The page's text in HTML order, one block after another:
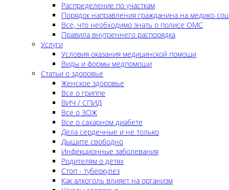
Распределение по участкам
Порядок направления гражданина на медико-
Все, что необходимо знать о полисе ОМС
Правила внутреннего распорядка
Услуги
Условия оказания медицинской помощи
Виды и формы медпомощи
Статьи о здоровье
Женское здоровье
Все о гриппе
ВИЧ / СПИД
Все о ЗОЖ
Все о сахарном диабете
Дела сердечные и не только
Дышите свободно
Инфекционные заболевания
Родителям о детях
Стоп - туберкулез
Как алкоголь влияет на организм